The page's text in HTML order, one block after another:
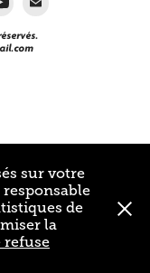
sur votre
de
la
refuse